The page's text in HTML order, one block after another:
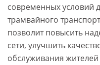
современных условий
трамвайного
позволит повысить
сети, улучшить
обслуживания